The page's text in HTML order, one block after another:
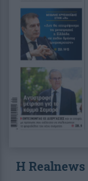
Η Realnews